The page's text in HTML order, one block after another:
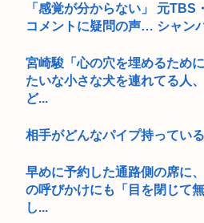
「感覚が分からない」 元TBS
コメントに疑問の声… シャン
宮崎駿「心の穴を埋めるため
たいな小さな犬を連れてる人
ど...
相手がどんなパイプ持ってい
早めに予約した通路側の席に
の呼びかけにも「目を閉じて
し...